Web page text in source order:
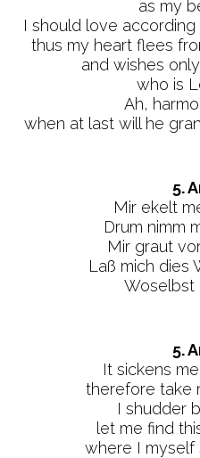
as my
I should love
thus my heart flees
and wishes
who is
Ah,
when at last will he
5.
Mir ekelt
Drum nimm
Mir graut
Laß mich dies
Woselbst
5.
It sickens
therefore take
I shudder
let me find
where I myself